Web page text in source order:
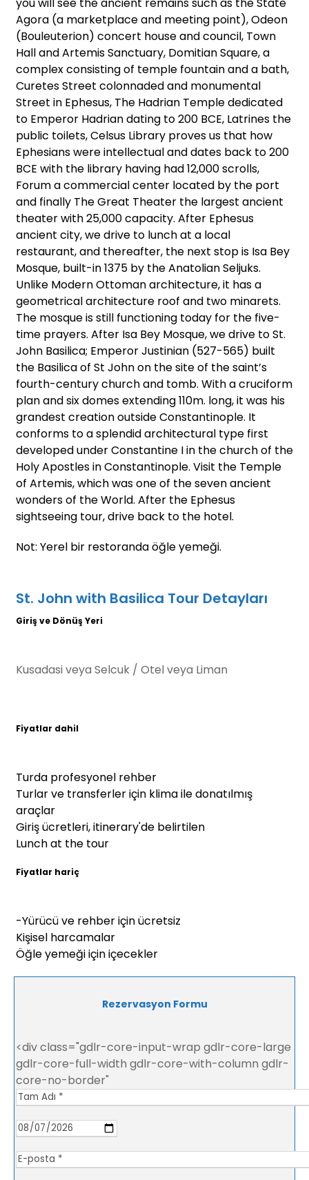
Agora (a marketplace and meeting point), Odeon
(Bouleuterion) concert house and council, Town
Hall and Artemis Sanctuary, Domitian Square, a
complex consisting of temple fountain and a bath,
Curetes Street colonnaded and monumental
Street in Ephesus, The Hadrian Temple dedicated
to Emperor Hadrian dating to 200 BCE, Latrines the
public toilets, Celsus Library proves us that how
Ephesians were intellectual and dates back to 200
BCE with the library having had 12,000 scrolls,
Forum a commercial center located by the port
and finally The Great Theater the largest ancient
theater with 25,000 capacity. After Ephesus
ancient city, we drive to lunch at a local
restaurant, and thereafter, the next stop is Isa Bey
Mosque, built-in 1375 by the Anatolian Seljuks.
Unlike Modern Ottoman architecture, it has a
geometrical architecture roof and two minarets.
The mosque is still functioning today for the five-
time prayers. After Isa Bey Mosque, we drive to St.
John Basilica; Emperor Justinian (527-565) built
the Basilica of St John on the site of the saint’s
fourth-century church and tomb. With a cruciform
plan and six domes extending 110m. long, it was his
grandest creation outside Constantinople. It
conforms to a splendid architectural type first
developed under Constantine I in the church of the
Holy Apostles in Constantinople. Visit the Temple
of Artemis, which was one of the seven ancient
wonders of the World. After the Ephesus
sightseeing tour, drive back to the hotel.
Not: Yerel bir restoranda öğle yemeği.
St. John with Basilica Tour Detayları
Giriş ve Dönüş Yeri
Kusadasi veya Selcuk / Otel veya Liman
Fiyatlar dahil
Turda profesyonel rehber
Turlar ve transferler için klima ile donatılmış
araçlar
Giriş ücretleri, itinerary'de belirtilen
Lunch at the tour
Fiyatlar hariç
-Yürücü ve rehber için ücretsiz
Kişisel harcamalar
Öğle yemeği için içecekler
Rezervasyon Formu
<div class="gdlr-core-input-wrap gdlr-core-large
gdlr-core-full-width gdlr-core-with-column gdlr-
core-no-border"